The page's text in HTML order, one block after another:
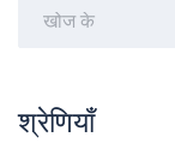
श्रेणियाँ